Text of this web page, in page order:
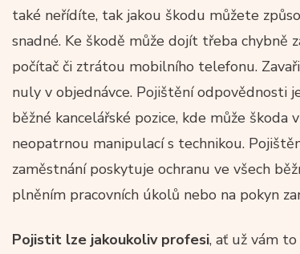
také neřídíte, tak jakou škodu můžete
snadné. Ke škodě může dojít třeba chybně
počítač či ztrátou mobilního telefonu.
nuly v objednávce. Pojištění odpovědnosti
běžné kancelářské pozice, kde může
neopatrnou manipulací s technikou.
zaměstnání poskytuje ochranu ve všech
plněním pracovních úkolů nebo na pokyn
Pojistit lze jakoukoliv profesi, ať už vám